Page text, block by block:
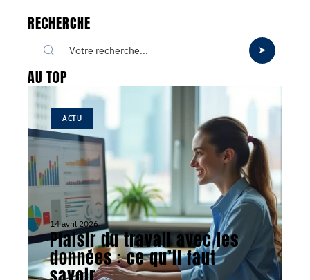
RECHERCHE
AU TOP
ACTU
14 avril 2026
Plaisir du travail avec les
données : ce qu’il faut